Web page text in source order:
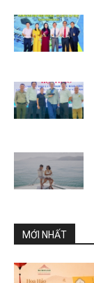
MỚI NHẤT